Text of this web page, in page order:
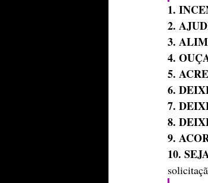
1.
2.
3.
4.
5.
6.
7.
8.
9.
10.